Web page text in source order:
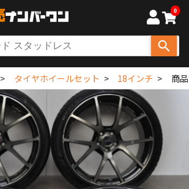
0
タイヤホイールセット 18インチ 商